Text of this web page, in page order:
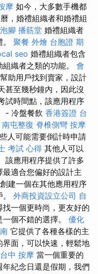
摩 如今，大多數手機都
，婚禮組織者和婚禮組
腳 播筋堂 婚禮組織者
聚餐 外燴 台胞證 期
seo 婚禮組織者包含
織者之類的功能。 會
助用戶找到賣家，設計
甚至幾秒鐘內，因此沒
試時間點，該應用程序
- 冷盤餐飲 香港簽證 台
南屯整復 脊椎側彎 按摩
人可能需要倒計時申請
考試 心得 其他人可以
該應用程序提供了許多
適合您偏好的設計主
建一個在其他應用程序
外商投資設立公司 自
找一個更時尚，更友好的
個不錯的選擇。 優化
它提供了各種各樣的主
面，可以快速，輕鬆地
台中 按摩 當一個重要的
紀念日還是假期，我們